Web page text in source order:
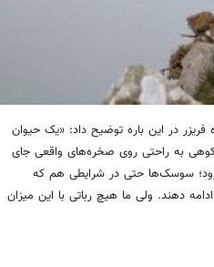
در این باره توضیح داد: «یک حیوان
به راحتی روی صخره‌های واقعی جای
سوسک‌ها حتی در شرایطی هم که
دهند. ولی ما هیچ رباتی با این میزان